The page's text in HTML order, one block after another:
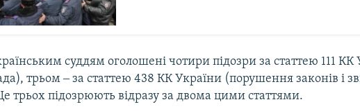
суддям оголошені чотири підозри за статтею 111 КК
трьом ‒ за статтею 438 КК України (порушення законів і
трьох підозрюють відразу за двома цими статтями.